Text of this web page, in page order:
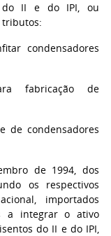
do II e do IPI, ou
tributos:
condensadores
fabricação de
de condensadores
de 1994, dos
os respectivos
importados
a integrar o ativo
do II e do IPI,